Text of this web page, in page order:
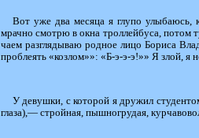
Вот уже два месяца я глупо улыбаюсь,
мрачно смотрю в окна троллейбуса, потом
чаем разглядываю родное лицо Бориса
проблеять «козлом»»: «Б-э-э-э!»» Я злой, я
У девушки, с которой я дружил
глаза),— стройная, пышногрудая,